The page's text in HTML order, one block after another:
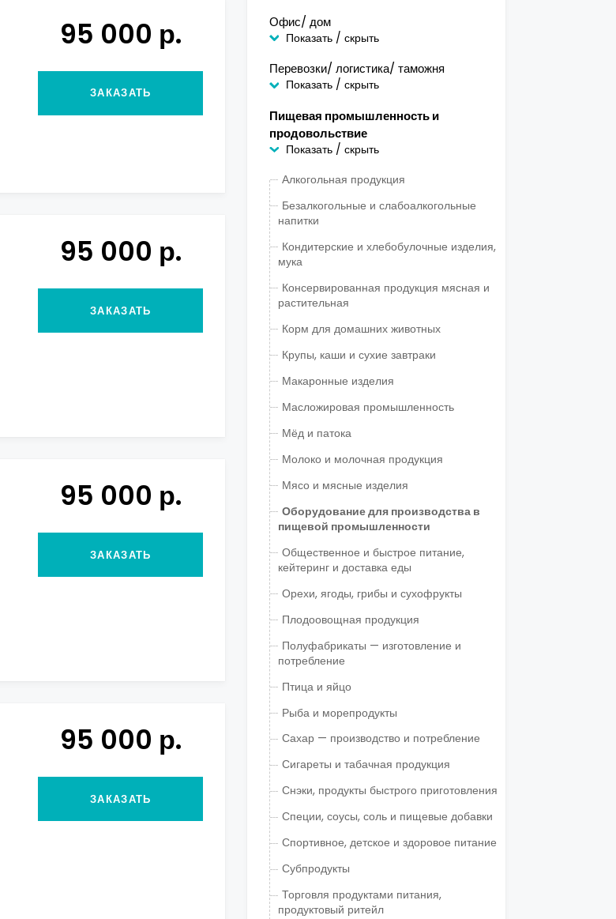
95 000 р.
ЗАКАЗАТЬ
95 000 р.
ЗАКАЗАТЬ
95 000 р.
ЗАКАЗАТЬ
95 000 р.
ЗАКАЗАТЬ
Офис/ дом
Показать / скрыть
Перевозки/ логистика/ таможня
Показать / скрыть
Пищевая промышленность и
продовольствие
Показать / скрыть
Алкогольная продукция
Безалкогольные и слабоалкогольные
напитки
Кондитерские и хлебобулочные изделия,
мука
Консервированная продукция мясная и
растительная
Корм для домашних животных
Крупы, каши и сухие завтраки
Макаронные изделия
Масложировая промышленность
Мёд и патока
Молоко и молочная продукция
Мясо и мясные изделия
Оборудование для производства в
пищевой промышленности
Общественное и быстрое питание,
кейтеринг и доставка еды
Орехи, ягоды, грибы и сухофрукты
Плодоовощная продукция
Полуфабрикаты — изготовление и
потребление
Птица и яйцо
Рыба и морепродукты
Сахар — производство и потребление
Сигареты и табачная продукция
Снэки, продукты быстрого приготовления
Специи, соусы, соль и пищевые добавки
Спортивное, детское и здоровое питание
Субпродукты
Торговля продуктами питания,
продуктовый ритейл